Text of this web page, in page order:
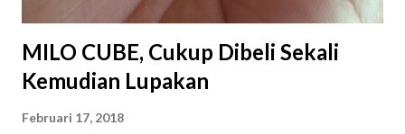
MILO CUBE, Cukup Dibeli Sekali
Kemudian Lupakan
Februari 17, 2018